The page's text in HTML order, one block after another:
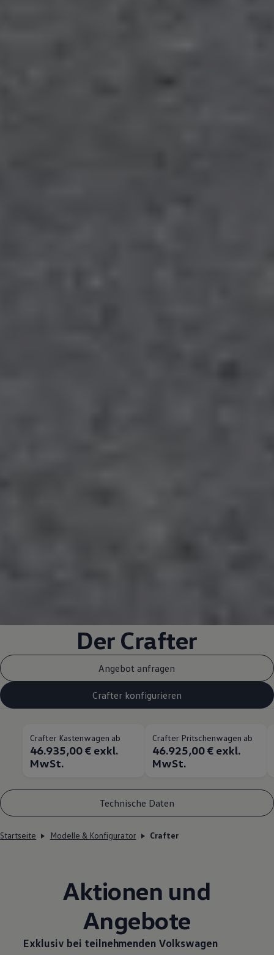
Der Crafter
Angebot anfragen
Crafter konfigurieren
Crafter Kastenwagen ab
46.935,00 € exkl.
MwSt.
Crafter Pritschenwagen ab
46.925,00 € exkl.
MwSt.
Technische Daten
Startseite Modelle & Konfigurator Crafter
Aktionen und
Angebote
Exklusiv bei teilnehmenden Volkswagen